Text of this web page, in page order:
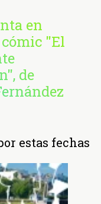
en
"El
de
estas fechas